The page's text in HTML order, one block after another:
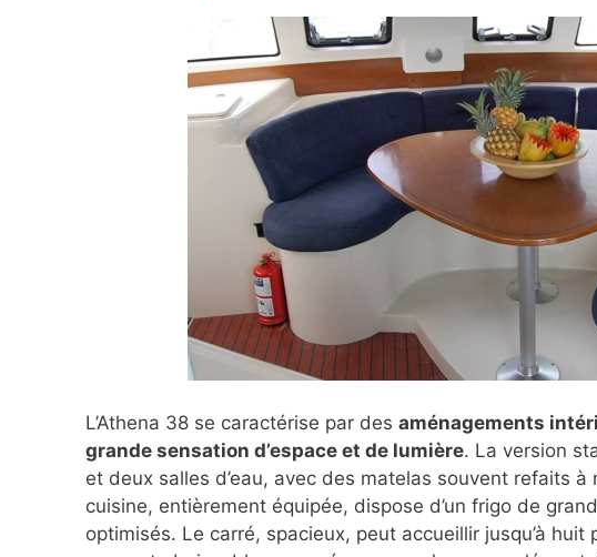
L’Athena 38 se caractérise par des aménagements
grande sensation d’espace et de lumière. La version
et deux salles d’eau, avec des matelas souvent refaits
cuisine, entièrement équipée, dispose d’un frigo de
optimisés. Le carré, spacieux, peut accueillir jusqu’à huit